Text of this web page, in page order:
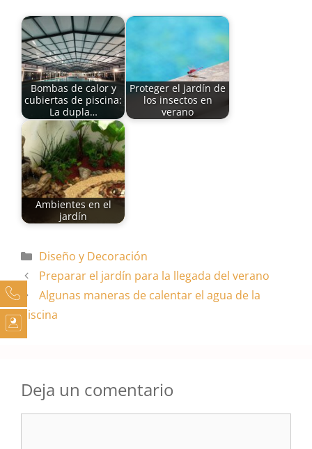
Bombas de calor y
cubiertas de piscina:
La dupla…
Proteger el jardín de
los insectos en
verano
Ambientes en el
jardín
Categorías
Diseño y Decoración
Preparar el jardín para la llegada del verano
Algunas maneras de calentar el agua de la
piscina
Deja un comentario